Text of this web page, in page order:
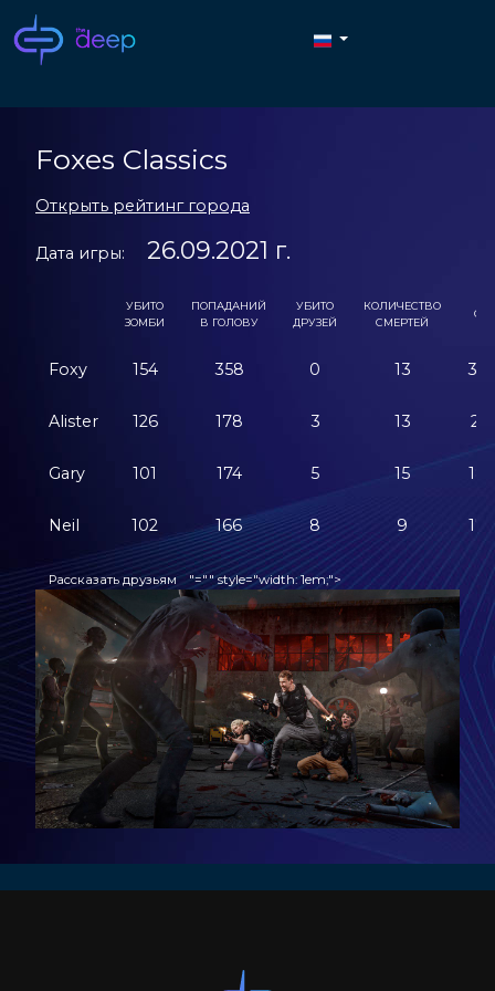
Foxes Classics
Открыть рейтинг города
Дата игры: 26.09.2021 г.
УБИТО
ЗОМБИ
ПОПАДАНИЙ
В ГОЛОВУ
УБИТО
ДРУЗЕЙ
КОЛИЧЕСТВО
СМЕРТЕЙ
Foxy 154 358 0 13
Alister 126 178 3 13
Gary 101 174 5 15
Neil 102 166 8 9
Рассказать друзьям "="" style="width: 1em;">